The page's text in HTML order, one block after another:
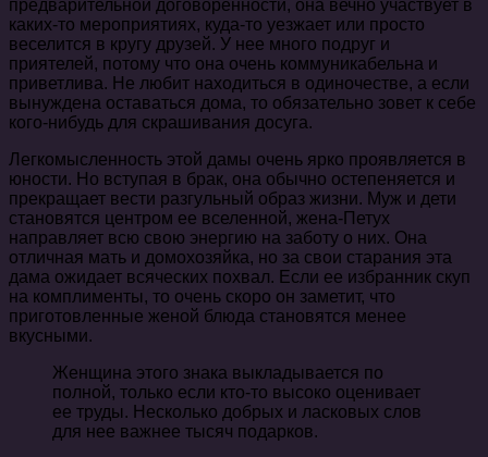
предварительной договоренности, она вечно участвует в
каких-то мероприятиях, куда-то уезжает или просто
веселится в кругу друзей. У нее много подруг и
приятелей, потому что она очень коммуникабельна и
приветлива. Не любит находиться в одиночестве, а если
вынуждена оставаться дома, то обязательно зовет к себе
кого-нибудь для скрашивания досуга.
Легкомысленность этой дамы очень ярко проявляется в
юности. Но вступая в брак, она обычно остепеняется и
прекращает вести разгульный образ жизни. Муж и дети
становятся центром ее вселенной, жена-Петух
направляет всю свою энергию на заботу о них. Она
отличная мать и домохозяйка, но за свои старания эта
дама ожидает всяческих похвал. Если ее избранник скуп
на комплименты, то очень скоро он заметит, что
приготовленные женой блюда становятся менее
вкусными.
Женщина этого знака выкладывается по
полной, только если кто-то высоко оценивает
ее труды. Несколько добрых и ласковых слов
для нее важнее тысяч подарков.